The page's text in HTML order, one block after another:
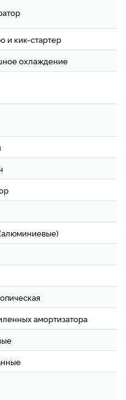
и кик-стартер
охлаждение
амортизатора